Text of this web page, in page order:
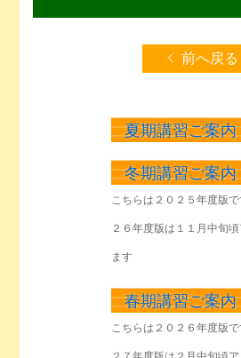
前へ戻る
夏期講習ご案内
冬期講習ご案内
こちらは２０２５年度版で
２６年度版は１１月中旬
ます
春期講習ご案内
こちらは２０２６年度版で